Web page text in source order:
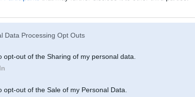
Data Processing Opt Outs
opt-out of the Sharing of my personal data.
opt-out of the Sale of my Personal Data.
17:38
13:22
14:28